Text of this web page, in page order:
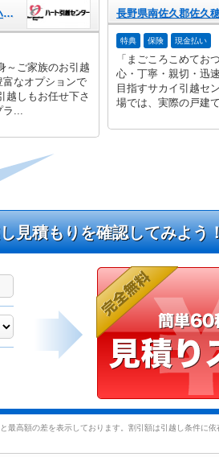
長野県南佐久郡佐久穂町発のハート引越センター
～ご家族のお引越
富なオプションで
越しもお任せ下さ
ラ...
特典 保険 現金払い
「まごころこめてお
心・丁寧・親切・迅
目指すサカイ引越セ
場では、実際の戸建
見積もりを確認してみよう
高額の差を表示しております。割引額は引越し条件に